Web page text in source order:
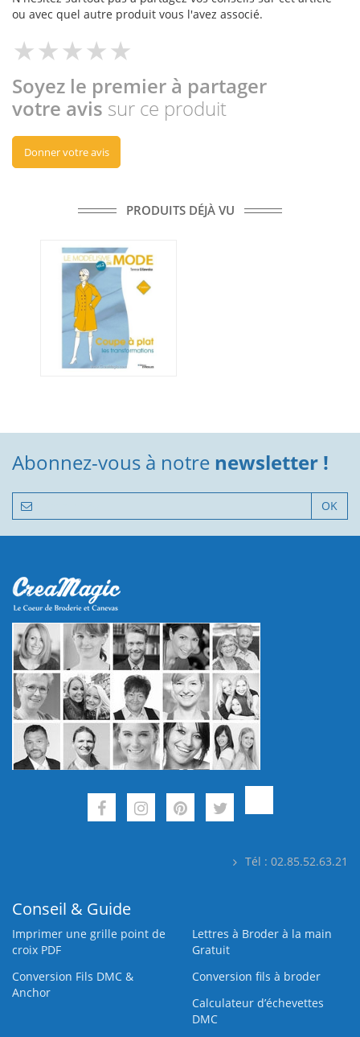
ou avec quel autre produit vous l'avez associé.
Soyez le premier à partager
votre avis sur ce produit
Donner votre avis
PRODUITS DÉJÀ VU
Abonnez-vous à notre newsletter !
OK
Tél : 02.85.52.63.21
Conseil & Guide
Imprimer une grille point de
croix PDF
Lettres à Broder à la main
Gratuit
Conversion Fils DMC &
Anchor
Conversion fils à broder
Calculateur d’échevettes
DMC